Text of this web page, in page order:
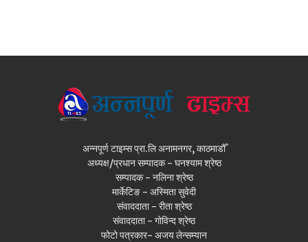
अन्नपूर्ण टाइम्स प्रा.लि अनामनगर, काठमाडौँ
अध्यक्ष/प्रधान सम्पादक - घनश्याम श्रेष्ठ
सम्पादक - नलिना श्रेष्ठ
मार्केटिङ - अस्मिता सुवेदी
संवाददाता - रीता श्रेष्ठ
संवाददाता - गोविन्द श्रेष्ठ
फोटो पत्रकार- अजय लेन्सम्यान